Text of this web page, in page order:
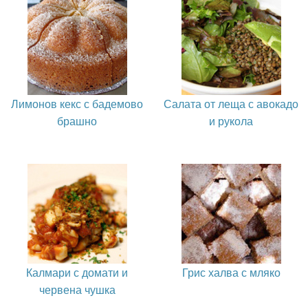
Лимонов кекс с бадемово
брашно
Салата от леща с авокадо
и рукола
Калмари с домати и
червена чушка
Грис халва с мляко